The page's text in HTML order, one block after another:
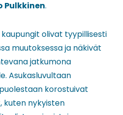
Pulkkinen.
olivat tyypillisesti
muutoksessa ja näkivät
jatkumona
Asukasluvultaan
korostuivat
kuten nykyisten